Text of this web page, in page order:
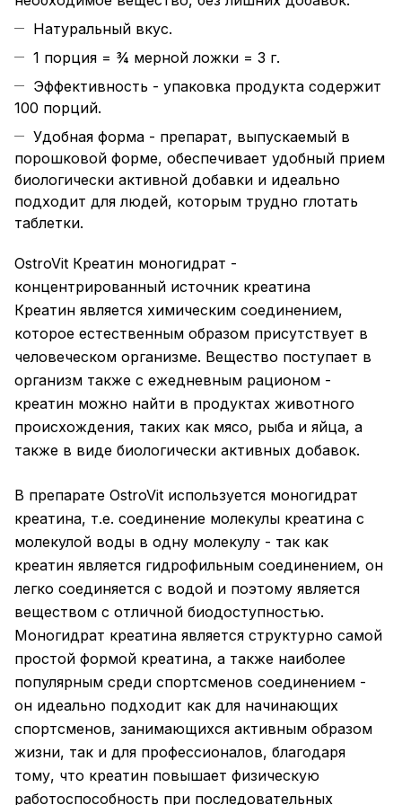
Натуральный вкус.
1 порция = ¾ мерной ложки = 3 г.
Эффективность - упаковка продукта содержит
100 порций.
Удобная форма - препарат, выпускаемый в
порошковой форме, обеспечивает удобный прием
биологически активной добавки и идеально
подходит для людей, которым трудно глотать
таблетки.
OstroVit Креатин моногидрат -
концентрированный источник креатина
Креатин является химическим соединением,
которое естественным образом присутствует в
человеческом организме. Вещество поступает в
организм также с ежедневным рационом -
креатин можно найти в продуктах животного
происхождения, таких как мясо, рыба и яйца, а
также в виде биологически активных добавок.
В препарате OstroVit используется моногидрат
креатина, т.е. соединение молекулы креатина с
молекулой воды в одну молекулу - так как
креатин является гидрофильным соединением, он
легко соединяется с водой и поэтому является
веществом с отличной биодоступностью.
Моногидрат креатина является структурно самой
простой формой креатина, а также наиболее
популярным среди спортсменов соединением -
он идеально подходит как для начинающих
спортсменов, занимающихся активным образом
жизни, так и для профессионалов, благодаря
тому, что креатин повышает физическую
работоспособность при последовательных